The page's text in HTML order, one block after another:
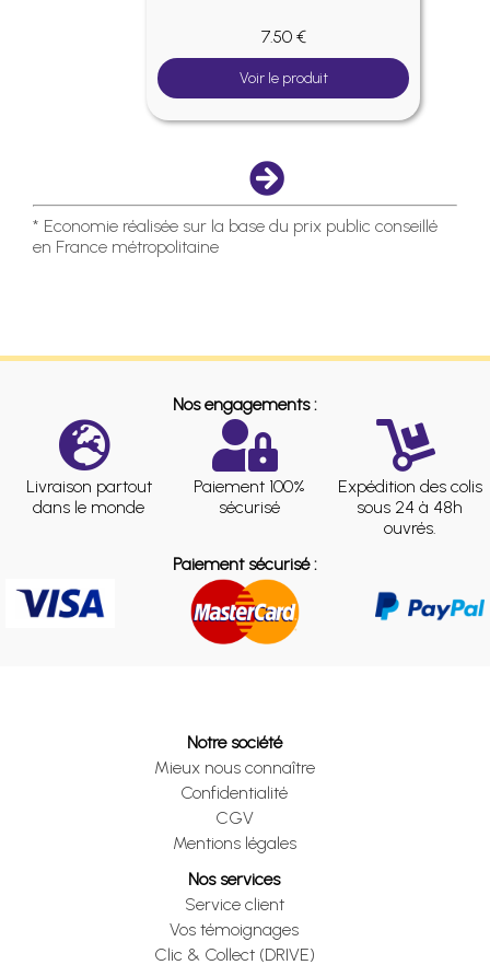
7.50 €
Voir le produit
* Economie réalisée sur la base du prix public conseillé
en France métropolitaine
Nos engagements :
Livraison partout
dans le monde
Paiement 100%
sécurisé
Expédition des colis
sous 24 à 48h
ouvrés.
Paiement sécurisé :
Notre société
Mieux nous connaître
Confidentialité
CGV
Mentions légales
Nos services
Service client
Vos témoignages
Clic & Collect (DRIVE)